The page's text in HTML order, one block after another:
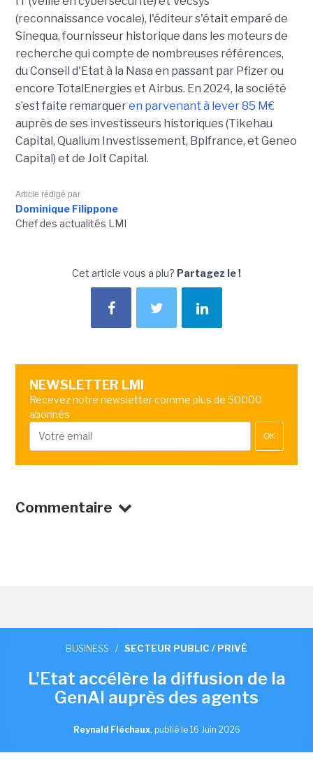
(reconnaissance vocale), l'éditeur s'était emparé de
Sinequa, fournisseur historique dans les moteurs de
recherche qui compte de nombreuses références,
du Conseil d'Etat à la Nasa en passant par Pfizer ou
encore TotalEnergies et Airbus. En 2024, la société
s’est faite remarqueren parvenant à lever 85 M€
auprès de ses investisseurs historiques (Tikehau
Capital, Qualium Investissement, Bpifrance, et Geneo
Capital) et de Jolt Capital.
Article rédigé par
Dominique Filippone
Chef des actualités LMI
Cet article vous a plu? Partagez le !
NEWSLETTER LMI
Recevez notre newsletter comme plus de 50000
abonnés
OK
Commentaire
BUSINESS / SECTEUR PUBLIC / PRIVÉ
L'Etat accélère la diffusion de la
GenAI auprès des agents
Reynald Fléchaux, publié le 16 Juin 2026